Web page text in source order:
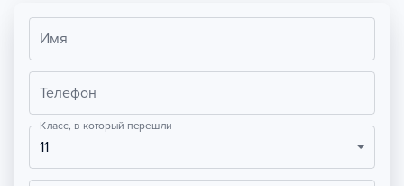
Имя
Телефон
Класс, в который перешли
11